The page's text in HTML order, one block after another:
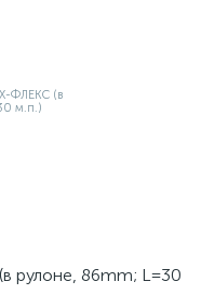
рулоне, 86mm; L=30